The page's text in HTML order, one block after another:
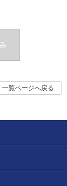
一覧ページへ戻る